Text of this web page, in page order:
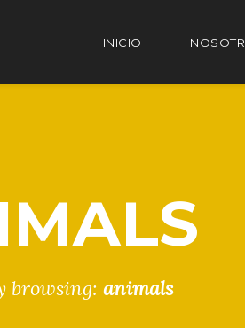
INICIO
browsing: animals